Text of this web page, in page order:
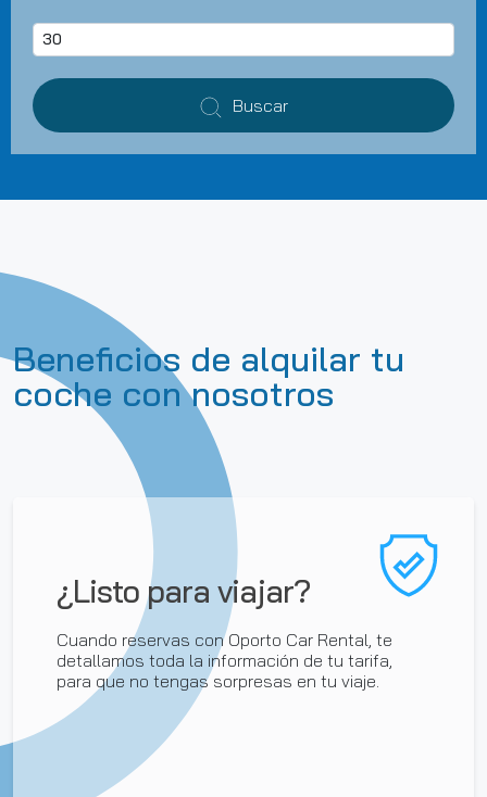
Buscar
Beneficios de alquilar tu
coche con nosotros
¿Listo para viajar?
Cuando reservas con Oporto Car Rental, te
detallamos toda la información de tu tarifa,
para que no tengas sorpresas en tu viaje.